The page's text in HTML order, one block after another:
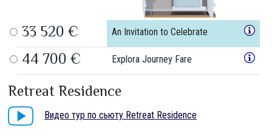
33 520 € An Invitation to Celebrate
44 700 € Explora Journey Fare
Retreat Residence
Видео тур по сьюту Retreat Residence